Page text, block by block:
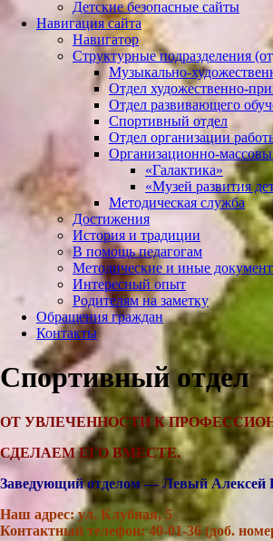
Детские безопасные сайты
Навигация сайта
Навигатор
Структурные подразделения
Музыкально-
Отдел художественно-
Отдел развивающего
Спортивный отдел
Отдел организации
Организационно-
«Галактика»
«Музей развития
Методическая служба
Достижения
История и традиции
В помощь педагогам
Методические и иные
Интересный опыт
Родителям на заметку
Обращения граждан
Контакты
Спортивный отдел
ОТ УВЛЕЧЕННОСТИ К
СДЕЛАЕМ ЕГО ВМЕСТЕ.
Заведующий отделом — Левый Алексей
Наш адрес: ул. Клубная, 5
Контактный телефон: 40-01-36 (доб.